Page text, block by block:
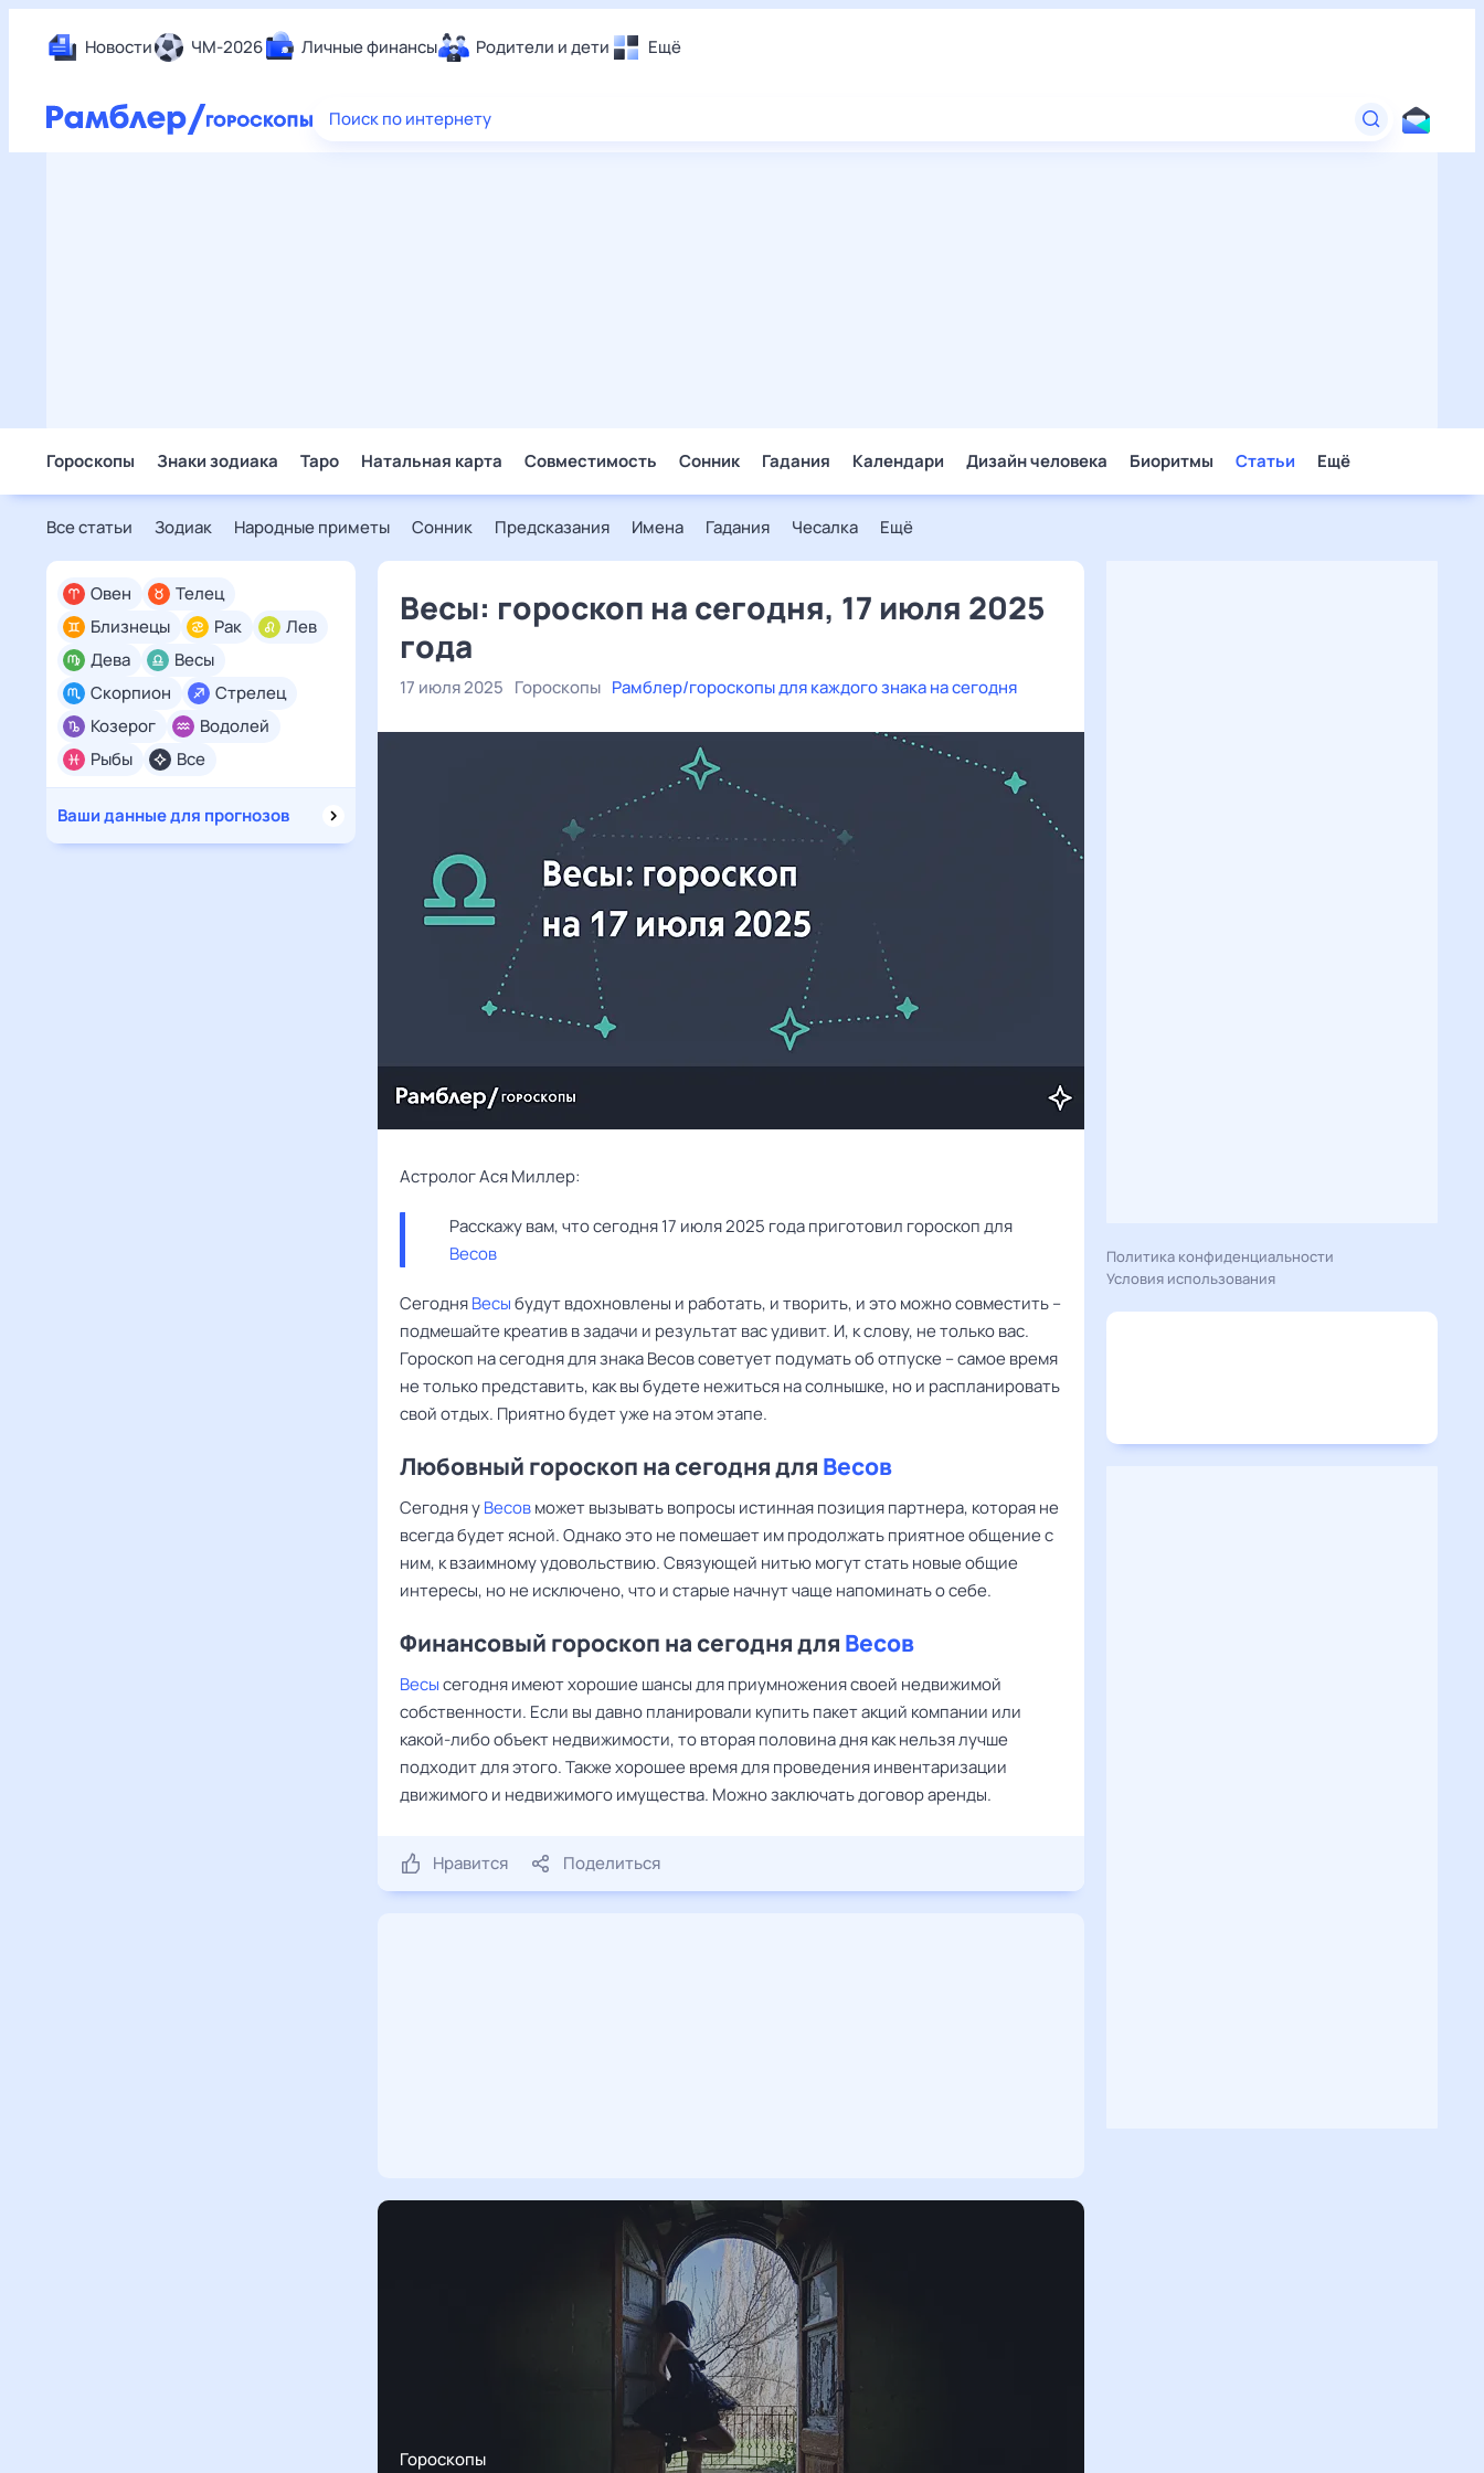
Новости ЧМ-2026 Личные финансы Родители и дети Ещё
Еда
Поиск по интернету
Гороскопы Знаки зодиака Таро Натальная карта Совместимость Сонник Гадания Календари Дизайн человека Биоритмы Статьи Ещё
Все статьи Зодиак Народные приметы Сонник Предсказания Имена Гадания Чесалка Ещё
Все
Овен
Телец
Близнецы
Рак
Лев
Дева
Весы
Скорпион
Стрелец
Козерог
Водолей
Рыбы
Ваши данные для прогнозов
Весы: гороскоп на сегодня, 17 июля 2025
года
17 июля 2025 Гороскопы Рамблер/гороскопы для каждого знака на сегодня
Астролог Ася Миллер:
Весов
СегодняВесыбудут вдохновлены и работать, и творить, и это можно совместить –
подмешайте креатив в задачи и результат вас удивит. И, к слову, не только вас.
Гороскоп на сегодня для знака Весов советует подумать об отпуске – самое время
не только представить, как вы будете нежиться на солнышке, но и распланировать
свой отдых. Приятно будет уже на этом этапе.
Любовный гороскоп на сегодня для Весов
Сегодня уВесовможет вызывать вопросы истинная позиция партнера, которая не
всегда будет ясной. Однако это не помешает им продолжать приятное общение с
ним, к взаимному удовольствию. Связующей нитью могут стать новые общие
интересы, но не исключено, что и старые начнут чаще напоминать о себе.
Финансовый гороскоп на сегодня для Весов
Весысегодня имеют хорошие шансы для приумножения своей недвижимой
собственности. Если вы давно планировали купить пакет акций компании или
какой-либо объект недвижимости, то вторая половина дня как нельзя лучше
подходит для этого. Также хорошее время для проведения инвентаризации
движимого и недвижимого имущества. Можно заключать договор аренды.
Нравится Поделиться
Гороскопы
Политика конфиденциальности
Условия использования